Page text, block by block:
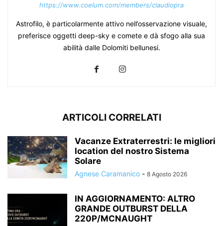
https://www.coelum.com/members/claudiopra
Astrofilo, è particolarmente attivo nell’osservazione visuale,
preferisce oggetti deep-sky e comete e dà sfogo alla sua
abilità dalle Dolomiti bellunesi.
ARTICOLI CORRELATI
Vacanze Extraterrestri: le migliori
location del nostro Sistema
Solare
Agnese Caramanico - 8 Agosto 2026
IN AGGIORNAMENTO: ALTRO
GRANDE OUTBURST DELLA
220P/MCNAUGHT